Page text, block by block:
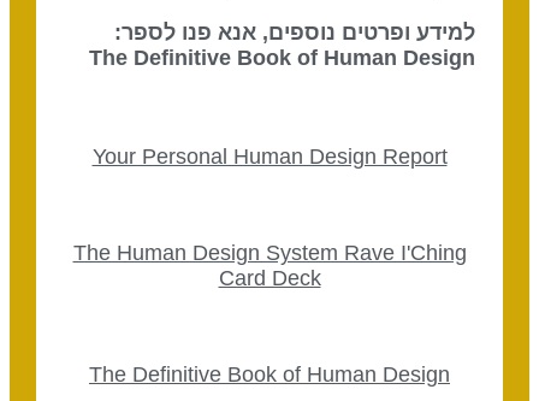
למידע ופרטים נוספים, אנא פנו לספר:
The Definitive Book of Human Design
Your Personal Human Design Report
The Human Design System Rave I'Ching
Card Deck
The Definitive Book of Human Design